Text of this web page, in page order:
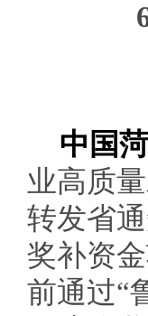
中国
业高质
转发省
奖补资
前通过“